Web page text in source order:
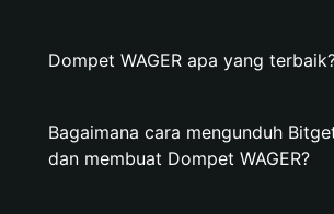
Dompet WAGER apa yang
Bagaimana cara mengunduh
dan membuat Dompet WAGER?